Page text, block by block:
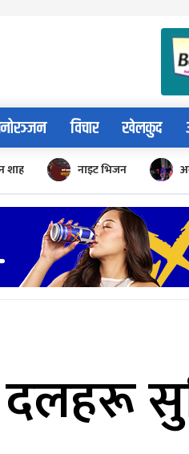
विचार खेलकुद
शाह नाइट भिजन
दलहरू